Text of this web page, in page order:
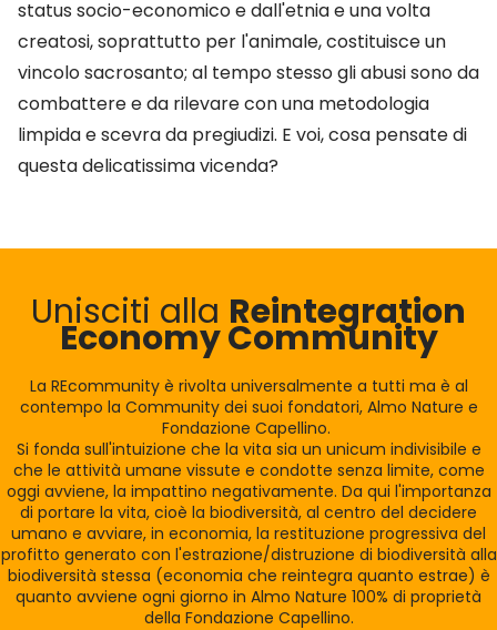
status socio-economico e dall'etnia e una volta
creatosi, soprattutto per l'animale, costituisce un
vincolo sacrosanto; al tempo stesso gli abusi sono da
combattere e da rilevare con una metodologia
limpida e scevra da pregiudizi. E voi, cosa pensate di
questa delicatissima vicenda?
Unisciti alla Reintegration
Economy Community
La REcommunity è rivolta universalmente a tutti ma è al
contempo la Community dei suoi fondatori, Almo Nature e
Fondazione Capellino.
Si fonda sull'intuizione che la vita sia un unicum indivisibile e
che le attività umane vissute e condotte senza limite, come
oggi avviene, la impattino negativamente. Da qui l'importanza
di portare la vita, cioè la biodiversità, al centro del decidere
umano e avviare, in economia, la restituzione progressiva del
profitto generato con l'estrazione/distruzione di biodiversità alla
biodiversità stessa (economia che reintegra quanto estrae) è
quanto avviene ogni giorno in Almo Nature 100% di proprietà
della Fondazione Capellino.